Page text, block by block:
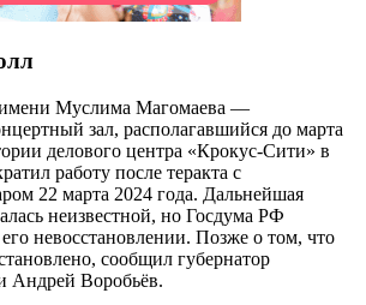
Муслима Магомаева —
зал, располагавшийся до марта
делового центра «Крокус-Сити» в
работу после теракта с
22 марта 2024 года. Дальнейшая
неизвестной, но Госдума РФ
невосстановлении. Позже о том, что
сообщил губернатор
Андрей Воробьёв.